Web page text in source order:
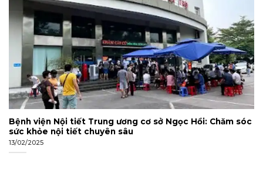
Bệnh viện Nội tiết Trung ương cơ sở Ngọc Hồi: Chăm sóc
sức khỏe nội tiết chuyên sâu
13/02/2025